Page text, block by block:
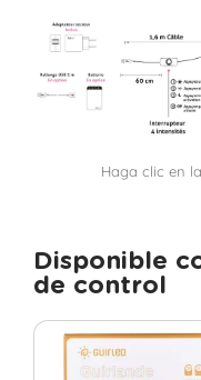
Haga clic en
Disponible
de control